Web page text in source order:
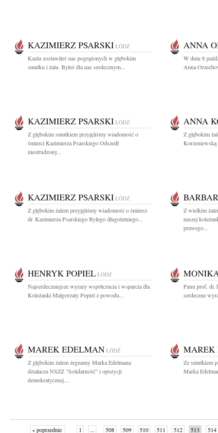
KAZIMIERZ PSARSKI ŁÓDŹ
Kaziu zostawiłeś nas pogrążonych w głębokim
smutku i żalu. Byłeś dla nas serdecznym...
ANNA
W dniu 8
Anna
KAZIMIERZ PSARSKI ŁÓDŹ
Z głębokim smutkiem przyjęliśmy wiadomość o
śmierci Kazimierza Psarskiego Odszedł
niestrudzony...
ANNA
Z głębokim
KAZIMIERZ PSARSKI ŁÓDŹ
Z głębokim żalem przyjęliśmy wiadomość o śmierci
dr. Kazimierza Psarskiego Byłego długoletniego...
Z wielkim
naszej
prawego...
HENRYK POPIEL ŁÓDŹ
Najserdeczniejsze wyrazy współczucia i wsparcia dla
Koleżanki Małgorzaty Popiel z powodu...
Panu prof. dr.
serdeczne
MAREK EDELMAN ŁÓDŹ
Z głębokim żalem żegnamy Marka Edelmana
działacza NSZZ "Solidarność" i opozycji
demokratycznej....
MAREK
Ze smutkiem
Marka
« poprzednie 1 ... 508 509 510 511 512 513 514